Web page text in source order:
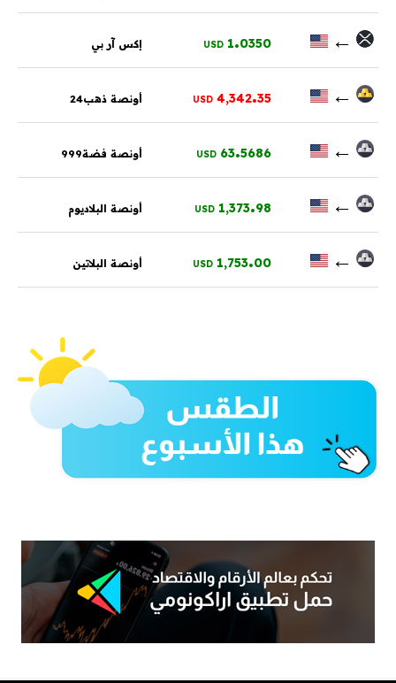
←
1.0350
USD إكس آر بي
←
4,342.35
USD أونصة ذهب24
←
63.5686
USD أونصة فضة999
←
1,373.98
USD أونصة البلاديوم
←
1,753.00
USD أونصة البلاتين